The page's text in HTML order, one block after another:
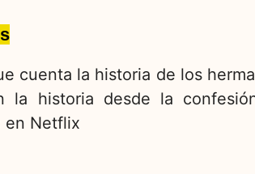
cuenta la historia de los
la historia desde la
en Netflix